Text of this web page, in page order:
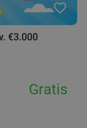
favorite_border
€3.000
Gratis